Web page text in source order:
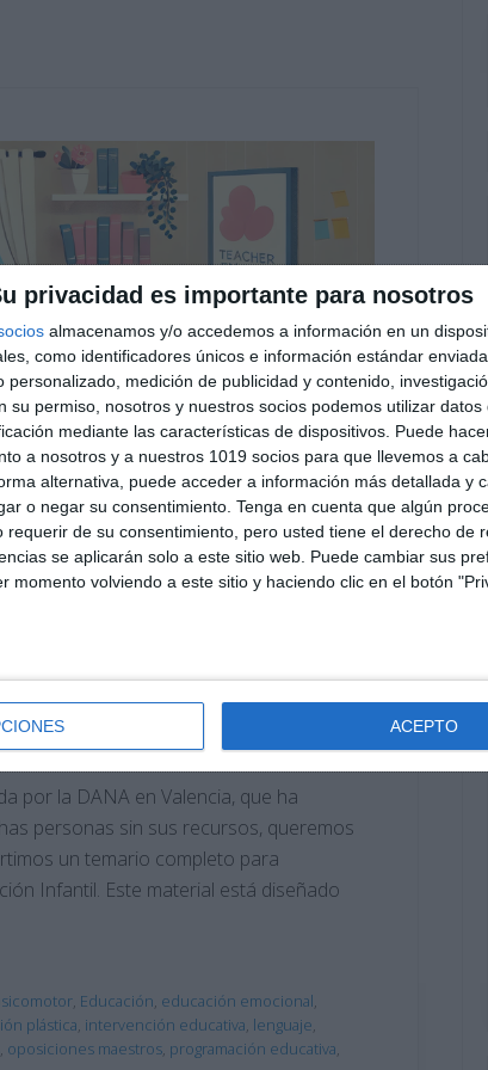
privacidad es importante para nosotros
almacenamos y/o accedemos a información en un
como identificadores únicos e información estándar
personalizado, medición de publicidad y contenido,
su permiso, nosotros y nuestros socios podemos utilizar datos
mediante las características de dispositivos. Puede
a nosotros y a nuestros 1019 socios para que llevemos a
alternativa, puede acceder a información más detallada y
o negar su consentimiento. Tenga en cuenta que algún
requerir de su consentimiento, pero usted tiene el derecho de
se aplicarán solo a este sitio web. Puede cambiar sus
momento volviendo a este sitio y haciendo clic en el botón
ACEPTO
para Maestros
por la DANA en Valencia, que ha
personas sin sus recursos, queremos
un temario completo para
Infantil. Este material está diseñado
, Educación, educación emocional,
plástica, intervención educativa, lenguaje,
, oposiciones maestros, programación educativa,